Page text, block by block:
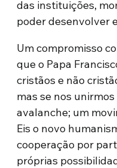
das instituições,
poder desenvolver
Um compromisso
que o Papa
cristãos e não
mas se nos
avalanche; um
Eis o novo
cooperação por
próprias